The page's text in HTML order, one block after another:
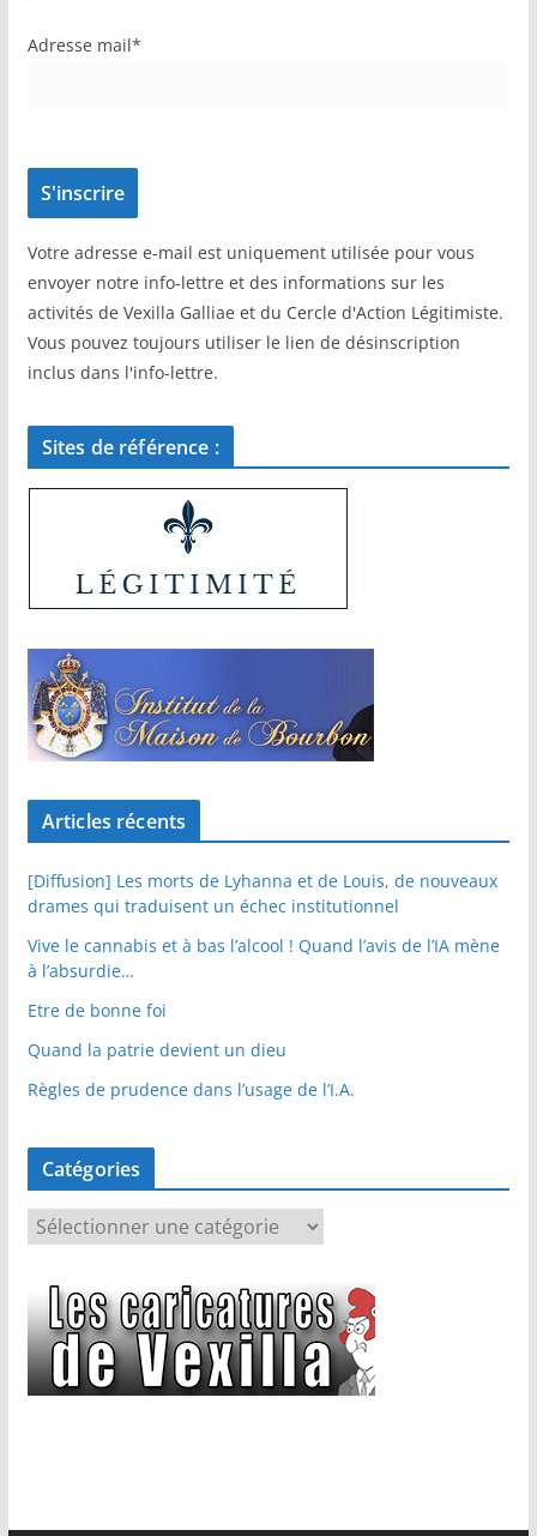
Adresse mail*
Votre adresse e-mail est uniquement utilisée pour vous
envoyer notre info-lettre et des informations sur les
activités de Vexilla Galliae et du Cercle d'Action Légitimiste.
Vous pouvez toujours utiliser le lien de désinscription
inclus dans l'info-lettre.
Sites de référence :
Articles récents
[Diffusion] Les morts de Lyhanna et de Louis, de nouveaux
drames qui traduisent un échec institutionnel
Vive le cannabis et à bas l’alcool ! Quand l’avis de l’IA mène
à l’absurdie…
Etre de bonne foi
Quand la patrie devient un dieu
Règles de prudence dans l’usage de l’I.A.
Catégories
é
g
o
r